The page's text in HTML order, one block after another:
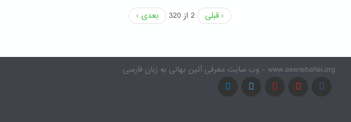
‹ قبلی
2 از 320 بعدی ›
www.aeenebahai.org - وب سایت معرفی آئین بهائی به زبان فارسی